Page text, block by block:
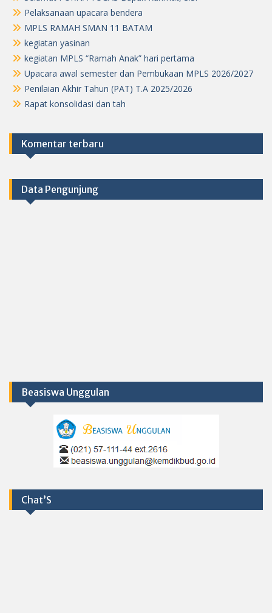
Pelaksanaan upacara bendera
MPLS RAMAH SMAN 11 BATAM
kegiatan yasinan
kegiatan MPLS “Ramah Anak” hari pertama
Upacara awal semester dan Pembukaan MPLS 2026/2027
Penilaian Akhir Tahun (PAT) T.A 2025/2026
Rapat konsolidasi dan tah
Komentar terbaru
Data Pengunjung
Beasiswa Unggulan
Chat’S